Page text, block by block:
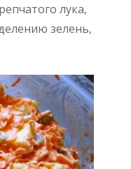
лука,
зелень,